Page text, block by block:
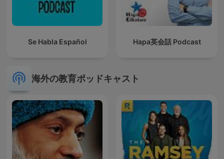
Se Habla Español Hapa英会話 Podcast
海外の教育ポッドキャスト